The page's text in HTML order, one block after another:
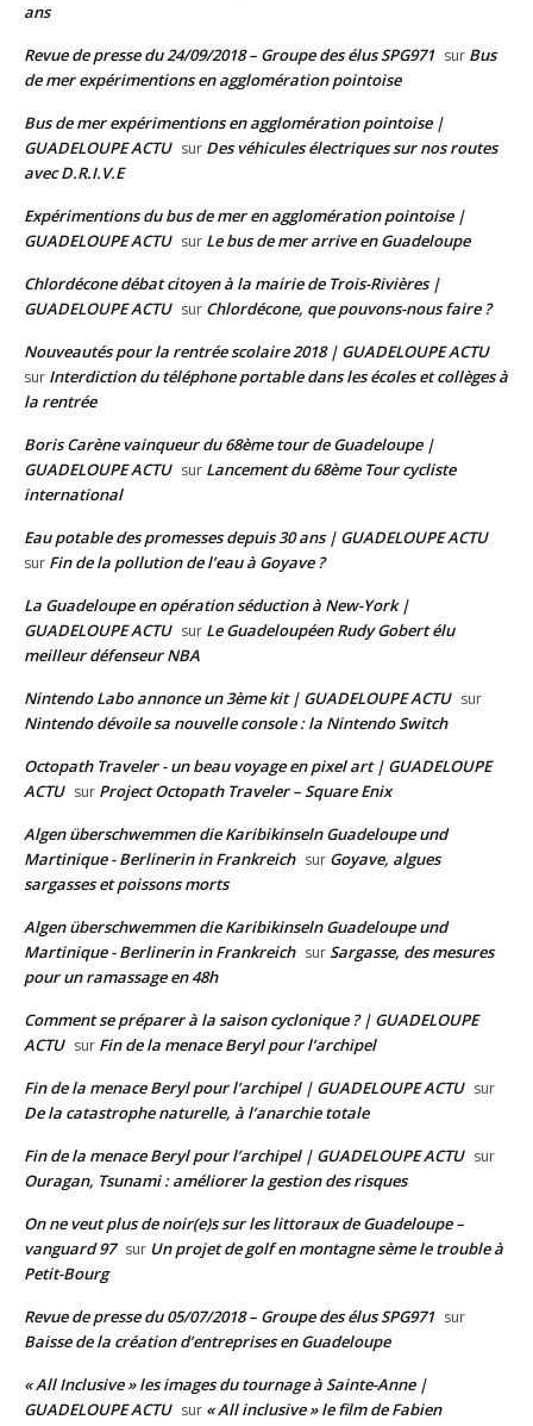
ans
Revue de presse du 24/09/2018 – Groupe des élus SPG971 sur Bus
de mer expérimentions en agglomération pointoise
Bus de mer expérimentions en agglomération pointoise |
GUADELOUPE ACTU sur Des véhicules électriques sur nos routes
avec D.R.I.V.E
Expérimentions du bus de mer en agglomération pointoise |
GUADELOUPE ACTU sur Le bus de mer arrive en Guadeloupe
Chlordécone débat citoyen à la mairie de Trois-Rivières |
GUADELOUPE ACTU sur Chlordécone, que pouvons-nous faire ?
Nouveautés pour la rentrée scolaire 2018 | GUADELOUPE ACTU
sur Interdiction du téléphone portable dans les écoles et collèges à
la rentrée
Boris Carène vainqueur du 68ème tour de Guadeloupe |
GUADELOUPE ACTU sur Lancement du 68ème Tour cycliste
international
Eau potable des promesses depuis 30 ans | GUADELOUPE ACTU
sur Fin de la pollution de l’eau à Goyave ?
La Guadeloupe en opération séduction à New-York |
GUADELOUPE ACTU sur Le Guadeloupéen Rudy Gobert élu
meilleur défenseur NBA
Nintendo Labo annonce un 3ème kit | GUADELOUPE ACTU sur
Nintendo dévoile sa nouvelle console : la Nintendo Switch
Octopath Traveler - un beau voyage en pixel art | GUADELOUPE
ACTU sur Project Octopath Traveler – Square Enix
Algen überschwemmen die Karibikinseln Guadeloupe und
Martinique - Berlinerin in Frankreich sur Goyave, algues
sargasses et poissons morts
Algen überschwemmen die Karibikinseln Guadeloupe und
Martinique - Berlinerin in Frankreich surSargasse, des mesures
pour un ramassage en 48h
Comment se préparer à la saison cyclonique ? | GUADELOUPE
ACTU sur Fin de la menace Beryl pour l’archipel
Fin de la menace Beryl pour l’archipel | GUADELOUPE ACTU sur
De la catastrophe naturelle, à l’anarchie totale
Fin de la menace Beryl pour l’archipel | GUADELOUPE ACTU sur
Ouragan, Tsunami : améliorer la gestion des risques
On ne veut plus de noir(e)s sur les littoraux de Guadeloupe –
vanguard 97 sur Un projet de golf en montagne sème le trouble à
Petit-Bourg
Revue de presse du 05/07/2018 – Groupe des élus SPG971 sur
Baisse de la création d’entreprises en Guadeloupe
« All Inclusive » les images du tournage à Sainte-Anne |
GUADELOUPE ACTU sur « All inclusive » le film de Fabien